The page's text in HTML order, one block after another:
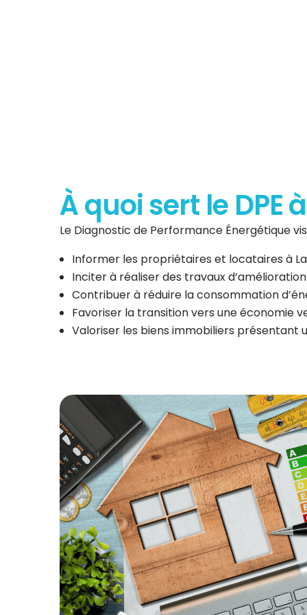
À quoi sert le
Le Diagnostic de Performance Énergétique
Informer les propriétaires et locataires à
Inciter à réaliser des travaux
Contribuer à réduire la consommation
Favoriser la transition vers une économie
Valoriser les biens immobiliers présentant